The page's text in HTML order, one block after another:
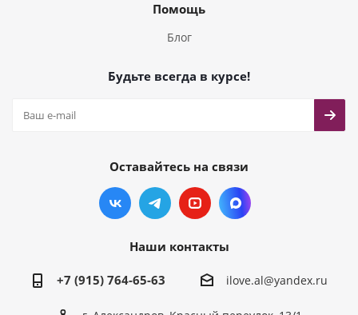
Помощь
Блог
Будьте всегда в курсе!
Оставайтесь на связи
Наши контакты
+7 (915) 764-65-63 ilove.al@yandex.ru